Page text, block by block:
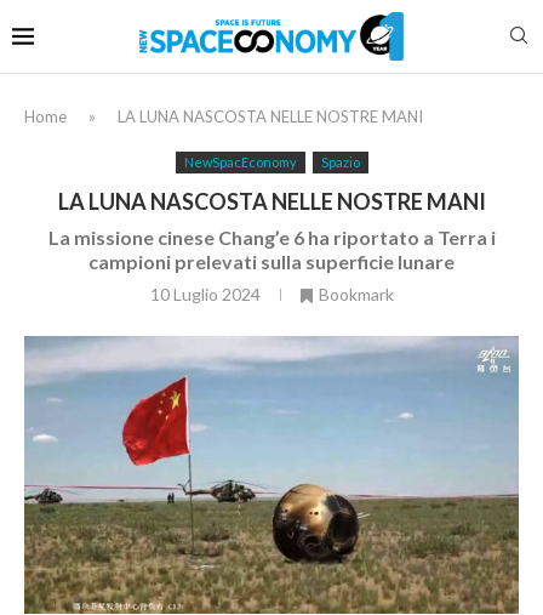
Home » LA LUNA NASCOSTA NELLE NOSTRE MANI
NewSpacEconomy Spazio
LA LUNA NASCOSTA NELLE NOSTRE MANI
La missione cinese Chang’e 6 ha riportato a Terra i
campioni prelevati sulla superficie lunare
10 Luglio 2024 Bookmark